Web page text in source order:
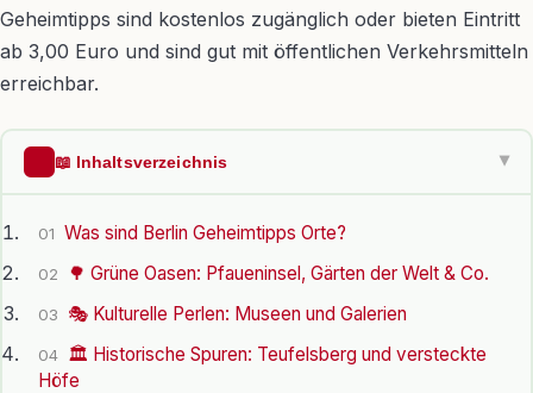
Geheimtipps sind kostenlos zugänglich oder bieten Eintritt
ab 3,00 Euro und sind gut mit öffentlichen Verkehrsmitteln
erreichbar.
📖 Inhaltsverzeichnis ▶
01 Was sind Berlin Geheimtipps Orte?
02 🌳 Grüne Oasen: Pfaueninsel, Gärten der Welt & Co.
03 🎭 Kulturelle Perlen: Museen und Galerien
04 🏛️ Historische Spuren: Teufelsberg und versteckte
Höfe